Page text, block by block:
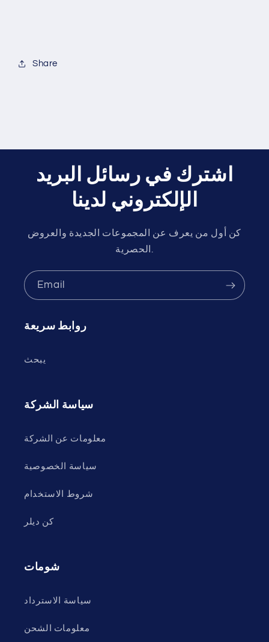
Share
اشترك في رسائل البريد
الإلكتروني لدينا
كن أول من يعرف عن المجموعات الجديدة والعروض
الحصرية.
Email
روابط سريعة
يبحث
سياسة الشركة
معلومات عن الشركة
سياسة الخصوصية
شروط الاستخدام
كن ديلر
شومات
سياسة الاسترداد
معلومات الشحن